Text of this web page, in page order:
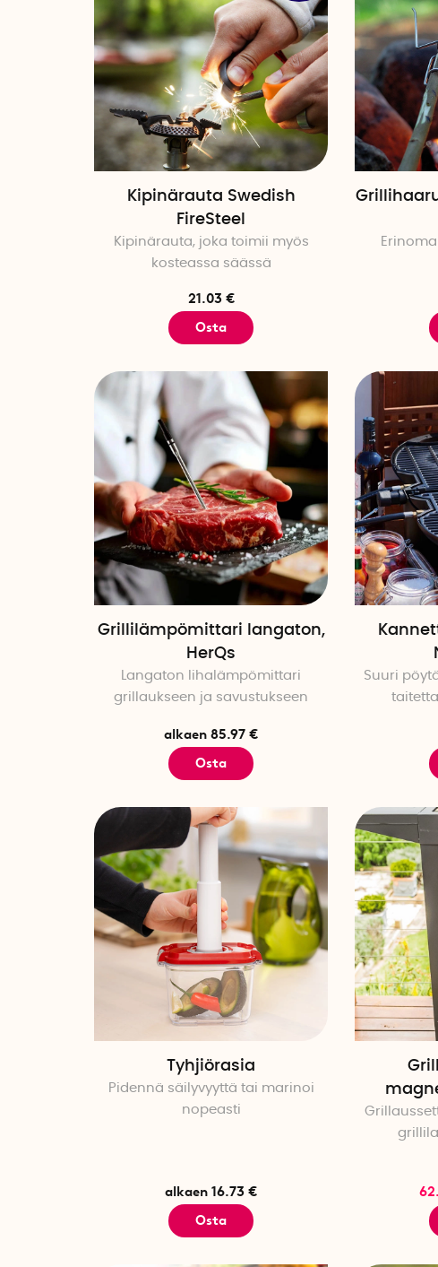
Kipinärauta Swedish
FireSteel
Kipinärauta, joka toimii myös
kosteassa säässä
21.03 €
Osta
Grillilämpömittari langaton,
HerQs
Langaton lihalämpömittari
grillaukseen ja savustukseen
alkaen 85.97 €
Osta
Suuri
Tyhjiörasia
Pidennä säilyvyyttä tai marinoi
nopeasti
alkaen 16.73 €
Osta